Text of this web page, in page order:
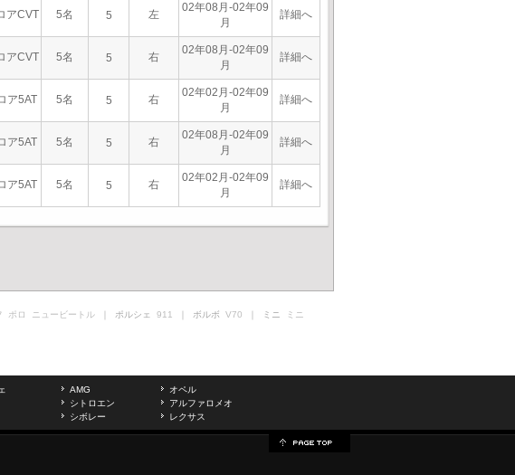
アCVT 5名 5 左
02年08月-02年09
月
詳細へ
アCVT 5名 5 右
02年08月-02年09
月
詳細へ
ア5AT 5名 5 右
02年02月-02年09
月
詳細へ
ア5AT 5名 5 右
02年08月-02年09
月
詳細へ
ア5AT 5名 5 右
02年02月-02年09
月
詳細へ
ポロ ニュービートル ｜ ポルシェ 911 ｜ ボルボ V70 ｜ ミニ ミニ
AMG
オペル
シトロエン
アルファロメオ
シボレー レクサス